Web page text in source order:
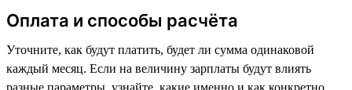
Оплата и способы расчёта
Уточните, как будут платить, будет ли сумма одинаковой
каждый месяц. Если на величину зарплаты будут влиять
разные параметры, узнайте, какие именно и как конкретно